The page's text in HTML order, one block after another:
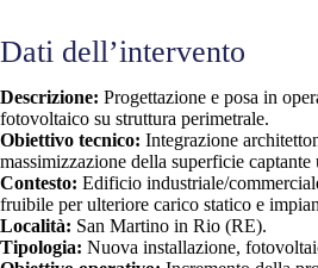
Sicurezza e controllo
Dati dell’intervento
Descrizione: Progettazione e posa in
fotovoltaico su struttura perimetrale.
Obiettivo tecnico: Integrazione
massimizzazione della superficie captante
Contesto: Edificio industriale/
fruibile per ulteriore carico statico e
Località: San Martino in Rio (RE).
Tipologia: Nuova installazione,